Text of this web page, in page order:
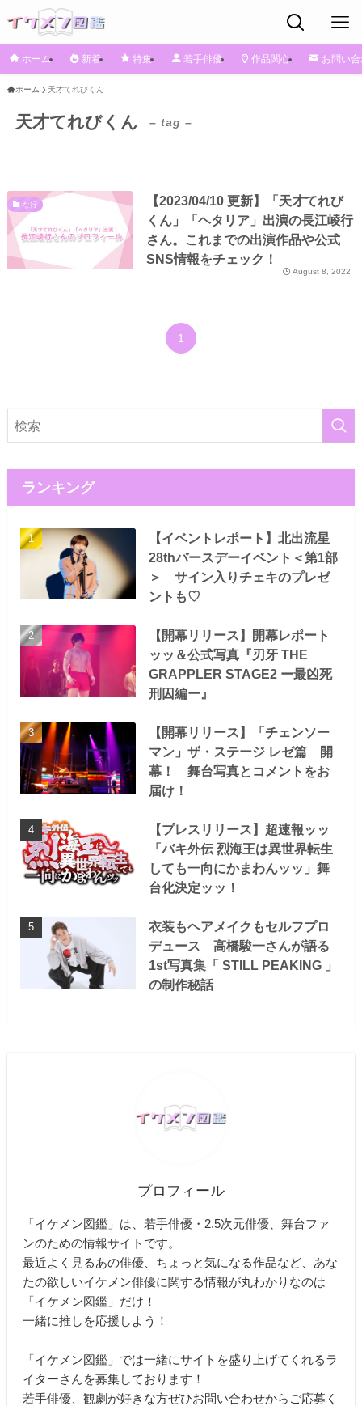
ホーム 新着 特集 若手俳優 作品関心 お問い
ホーム 天才てれびくん
天才てれびくん – tag –
な行
【2023/04/10 更新】「天才てれび
くん」「ヘタリア」出演の長江崚行
さん。これまでの出演作品や公式
SNS情報をチェック！
August 8, 2022
1
ランキング
【イベントレポート】北出流星
28thバースデーイベント＜第1部
＞ サイン入りチェキのプレゼ
ントも♡
【開幕リリース】開幕レポート
ッッ＆公式写真『刃牙 THE
GRAPPLER STAGE2 ー最凶死
刑囚編ー』
【開幕リリース】「チェンソー
マン」ザ・ステージ レゼ篇 開
幕！ 舞台写真とコメントをお
届け！
【プレスリリース】超速報ッッ
「バキ外伝 烈海王は異世界転生
しても一向にかまわんッッ」舞
台化決定ッッ！
衣装もヘアメイクもセルフプロ
デュース 高橋駿一さんが語る
1st写真集「 STILL PEAKING 」
の制作秘話
プロフィール
「イケメン図鑑」は、若手俳優・2.5次元俳優、舞台ファ
ンのための情報サイトです。
最近よく見るあの俳優、ちょっと気になる作品など、あな
たの欲しいイケメン俳優に関する情報が丸わかりなのは
「イケメン図鑑」だけ！
一緒に推しを応援しよう！
「イケメン図鑑」では一緒にサイトを盛り上げてくれるラ
イターさんを募集しております！
若手俳優、観劇が好きな方ぜひお問い合わせからご応募く